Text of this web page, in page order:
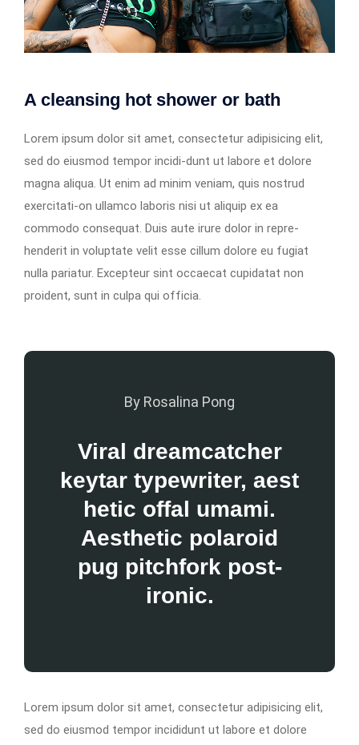
A cleansing hot shower or bath
Lorem ipsum dolor sit amet, consectetur adipisicing elit,
sed do eiusmod tempor incidi-dunt ut labore et dolore
magna aliqua. Ut enim ad minim veniam, quis nostrud
exercitati-on ullamco laboris nisi ut aliquip ex ea
commodo consequat. Duis aute irure dolor in repre-
henderit in voluptate velit esse cillum dolore eu fugiat
nulla pariatur. Excepteur sint occaecat cupidatat non
proident, sunt in culpa qui officia.
By Rosalina Pong
Viral dreamcatcher
keytar typewriter, aest
hetic offal umami.
Aesthetic polaroid
pug pitchfork post-
ironic.
Lorem ipsum dolor sit amet, consectetur adipisicing elit,
sed do eiusmod tempor incididunt ut labore et dolore